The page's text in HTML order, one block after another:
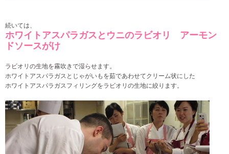
続いては、
ホワイトアスパラガスとウニのラビオリ アーモン
ドソースがけ
ラビオリの生地を霧吹きで湿らせます。
ホワイトアスパラガスとじゃがいもを茹であわせてクリーム状にした
ホワイトアスパラガスフィリングをラビオリの生地に絞ります。